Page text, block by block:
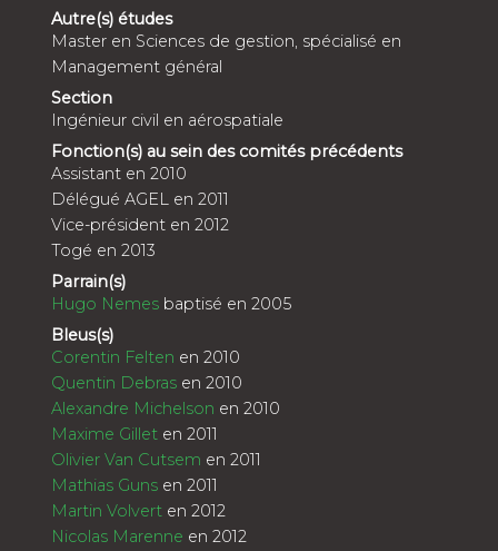
Autre(s) études
Master en Sciences de gestion, spécialisé en
Management général
Section
Ingénieur civil en aérospatiale
Fonction(s) au sein des comités précédents
Assistant en 2010
Délégué AGEL en 2011
Vice-président en 2012
Togé en 2013
Parrain(s)
Hugo Nemes baptisé en 2005
Bleus(s)
Corentin Felten en 2010
Quentin Debras en 2010
Alexandre Michelson en 2010
Maxime Gillet en 2011
Olivier Van Cutsem en 2011
Mathias Guns en 2011
Martin Volvert en 2012
Nicolas Marenne en 2012